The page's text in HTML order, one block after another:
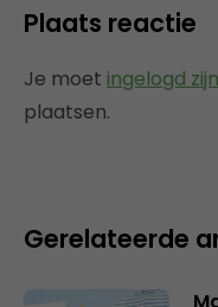
Plaats reactie
Je moet ingelogd
plaatsen.
Gerelateerde